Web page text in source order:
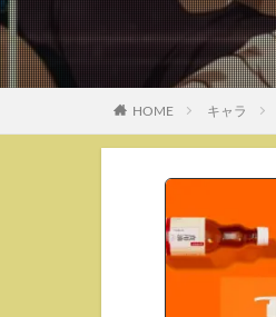
HOME キャラ